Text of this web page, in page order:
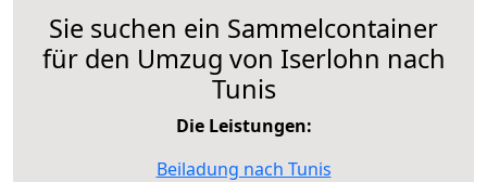
Sie suchen ein Sammelcontainer
für den Umzug von Iserlohn nach
Tunis
Die Leistungen:
Beiladung nach Tunis